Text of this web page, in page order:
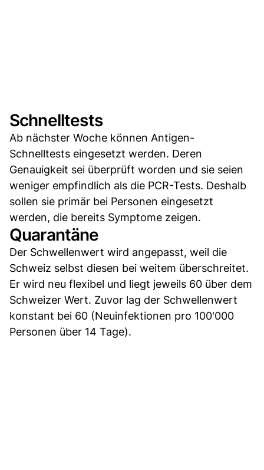
Schnelltests
Ab nächster Woche können Antigen-
Schnelltests eingesetzt werden. Deren
Genauigkeit sei überprüft worden und sie seien
weniger empfindlich als die PCR-Tests. Deshalb
sollen sie primär bei Personen eingesetzt
werden, die bereits Symptome zeigen.
Quarantäne
Der Schwellenwert wird angepasst, weil die
Schweiz selbst diesen bei weitem überschreitet.
Er wird neu flexibel und liegt jeweils 60 über dem
Schweizer Wert. Zuvor lag der Schwellenwert
konstant bei 60 (Neuinfektionen pro 100'000
Personen über 14 Tage).